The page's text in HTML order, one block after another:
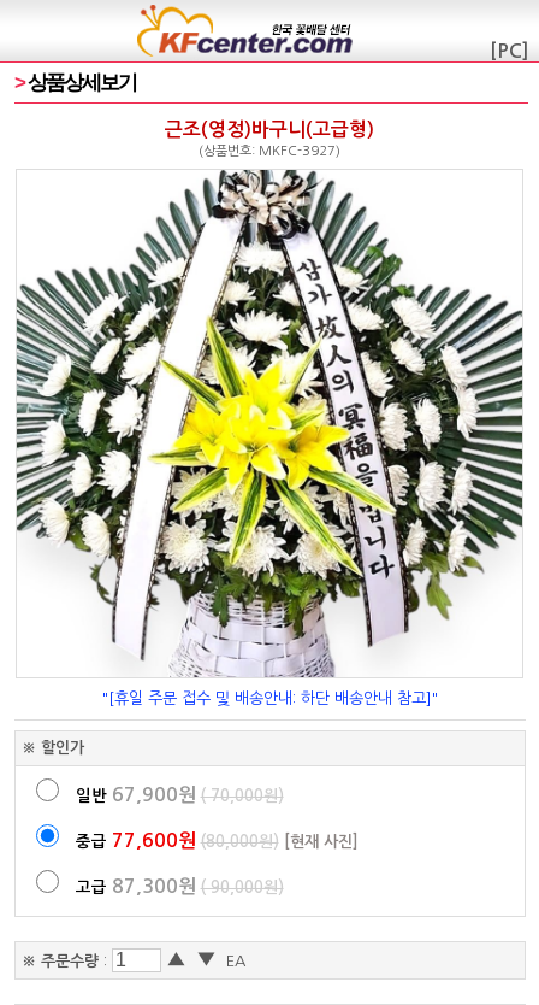
[PC]
>상품상세보기
근조(영정)바구니(고급형)
(상품번호: MKFC-3927)
"[휴일 주문 접수 및 배송안내: 하단 배송안내 참고]"
※ 할인가
일반 67,900원 ( 70,000원)
중급 77,600원 (80,000원) [현재 사진]
고급 87,300원 ( 90,000원)
※ 주문수량: ▲ ▼ EA